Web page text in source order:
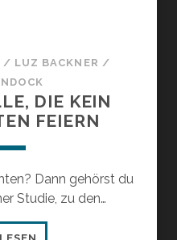
/ LUZ BACKNER /
DIE KEIN
FEIERN
Dann gehörst du
Studie, zu den…